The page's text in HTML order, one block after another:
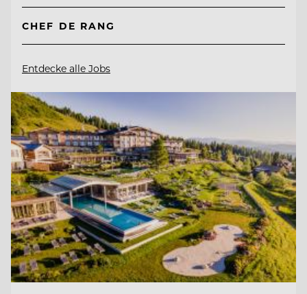
CHEF DE RANG
Entdecke alle Jobs